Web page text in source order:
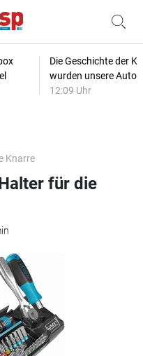
Die Geschichte der
wurden unsere
12:09 Uhr
Knarre
für die